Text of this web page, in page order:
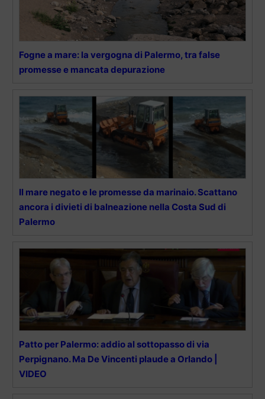
Fogne a mare: la vergogna di Palermo, tra false
promesse e mancata depurazione
Il mare negato e le promesse da marinaio. Scattano
ancora i divieti di balneazione nella Costa Sud di
Palermo
Patto per Palermo: addio al sottopasso di via
Perpignano. Ma De Vincenti plaude a Orlando |
VIDEO